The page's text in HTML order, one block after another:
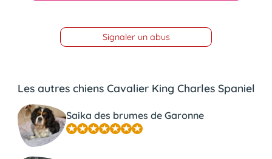
Signaler un abus
Les autres chiens Cavalier King Charles Spaniel
Saika des brumes de Garonne